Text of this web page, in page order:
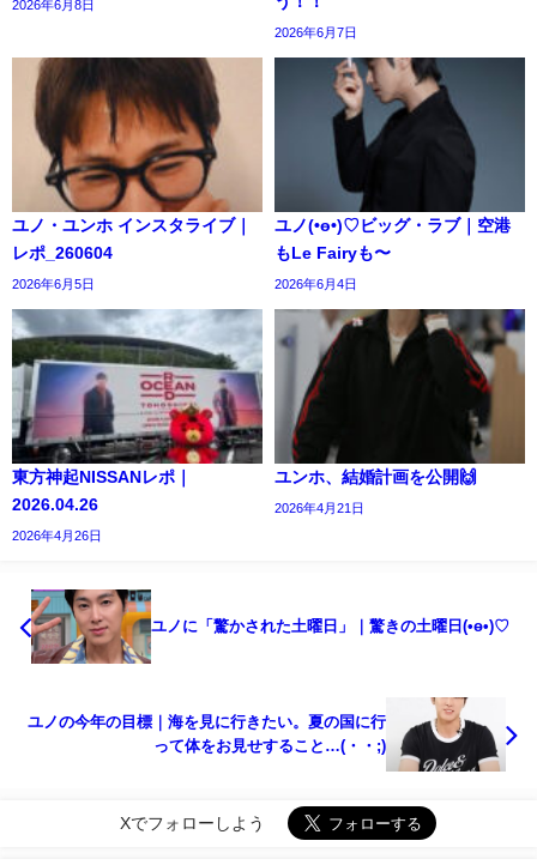
2026年6月8日
2026年6月7日
ユノ・ユンホ インスタライブ｜
レポ_260604
2026年6月5日
ユノ(•ө•)♡ビッグ・ラブ｜空港
もLe Fairyも〜
2026年6月4日
東方神起NISSANレポ｜
2026.04.26
2026年4月26日
ユンホ、結婚計画を公開🙌
2026年4月21日
ユノに「驚かされた土曜日」｜驚きの土曜日(•ө•)♡
ユノの今年の目標｜海を見に行きたい。夏の国に行
って体をお見せすること…(・・;)
Xでフォローしよう